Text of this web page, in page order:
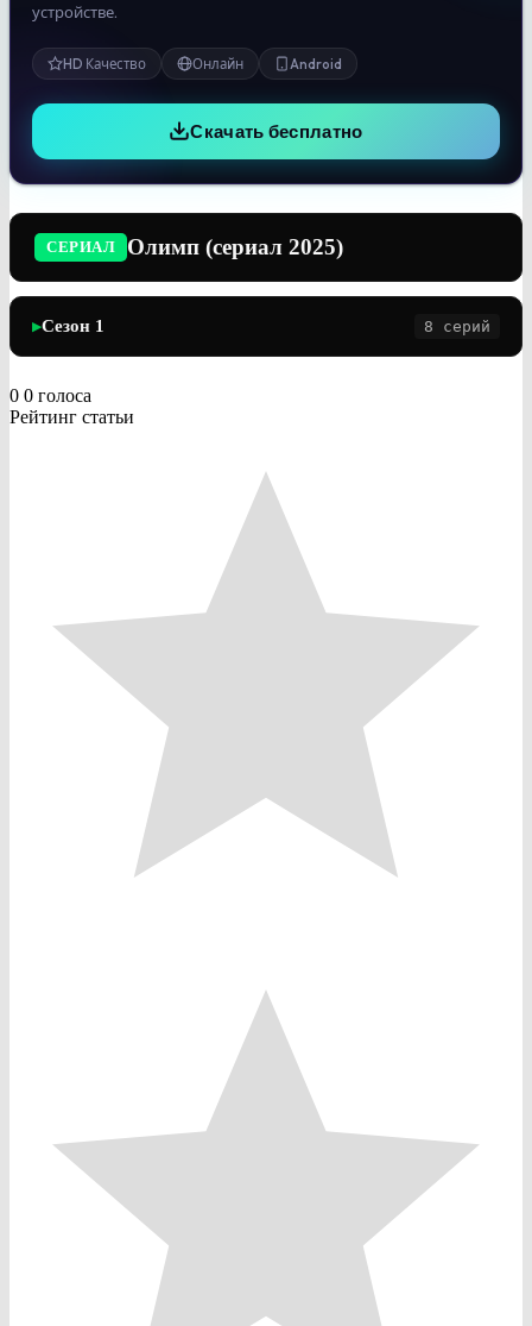
устройстве.
HD Качество Онлайн Android
Скачать бесплатно
СЕРИАЛ Олимп (сериал 2025)
▶Сезон 1 8 серий
0 0 голоса
Рейтинг статьи